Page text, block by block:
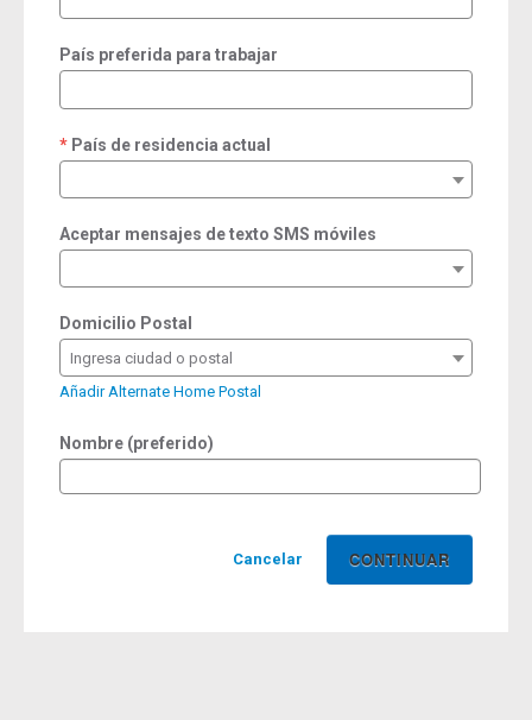
País preferida para trabajar
País de residencia actual
required
Aceptar mensajes de texto SMS móviles
Domicilio Postal
Ingresa ciudad o postal
Añadir Alternate Home Postal
Nombre (preferido)
Cancelar